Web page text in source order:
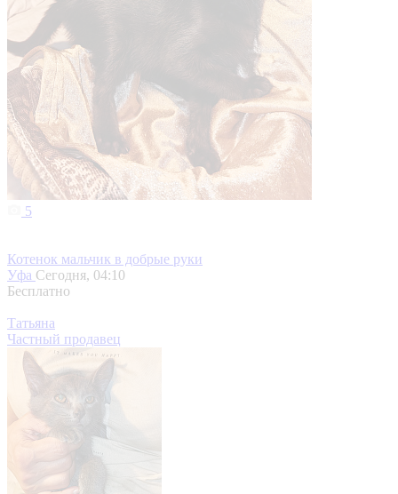
5
Котенок мальчик в добрые руки
Уфа Сегодня, 04:10
Бесплатно
Татьяна
Частный продавец